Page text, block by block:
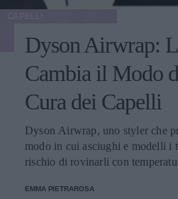
Dyson Airwrap:
Cambia il Modo
Cura dei Capelli
Dyson Airwrap, uno styler che
modo in cui asciughi e modelli i
rischio di rovinarli con
EMMA PIETRAROSA